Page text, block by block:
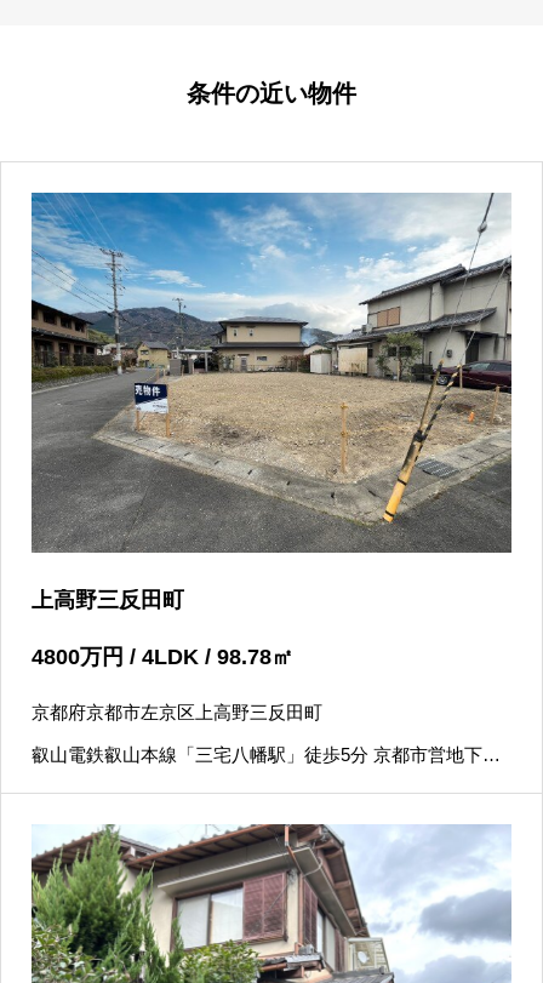
条件の近い物件
上高野三反田町
4800万円 / 4LDK / 98.78㎡
京都府京都市左京区上高野三反田町
叡山電鉄叡山本線「三宅八幡駅」徒歩5分 京都市営地下鉄